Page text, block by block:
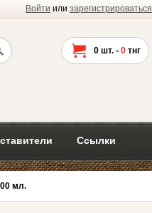
Войти или зарегистрироваться
0 шт. - 0 тнг
Ссылки
мл.